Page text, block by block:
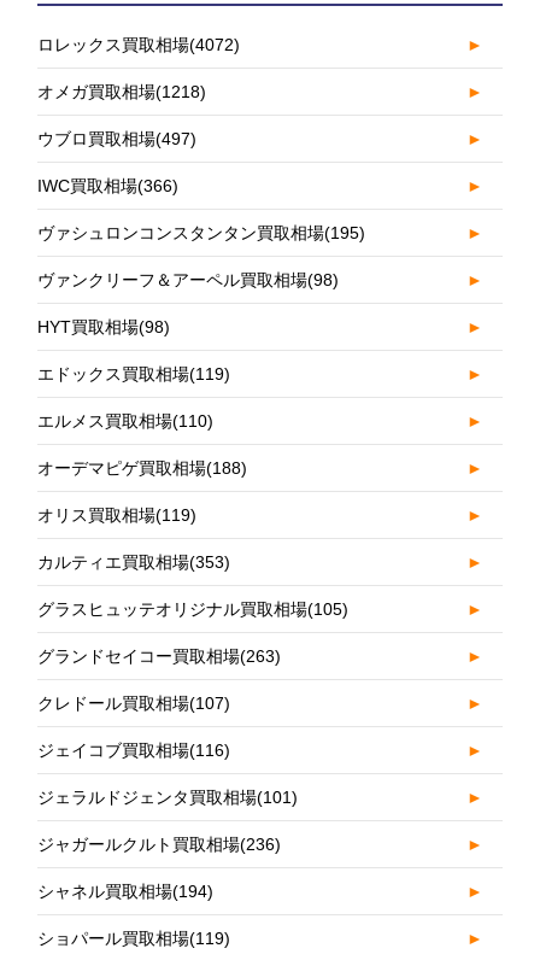
ロレックス買取相場(4072) ►
オメガ買取相場(1218) ►
ウブロ買取相場(497) ►
IWC買取相場(366) ►
ヴァシュロンコンスタンタン買取相場(195) ►
ヴァンクリーフ＆アーペル買取相場(98) ►
HYT買取相場(98) ►
エドックス買取相場(119) ►
エルメス買取相場(110) ►
オーデマピゲ買取相場(188) ►
オリス買取相場(119) ►
カルティエ買取相場(353) ►
グラスヒュッテオリジナル買取相場(105) ►
グランドセイコー買取相場(263) ►
クレドール買取相場(107) ►
ジェイコブ買取相場(116) ►
ジェラルドジェンタ買取相場(101) ►
ジャガールクルト買取相場(236) ►
シャネル買取相場(194) ►
ショパール買取相場(119) ►